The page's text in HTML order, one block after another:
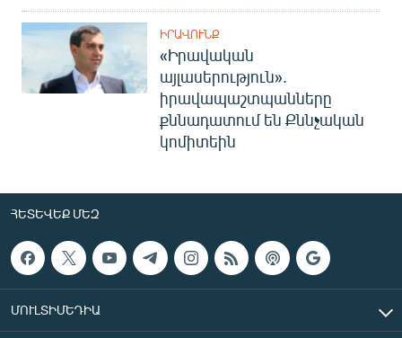
ԻՐԱՎՈՒՆՔ
«Իրավական
այլասերություն».
իրավապաշտպանները
քննադատում են Քննչական
կոմիտեին
ՀԵՏԵՎԵՔ ՄԵԶ
ՄՈՒԼՏԻՄԵԴԻԱ